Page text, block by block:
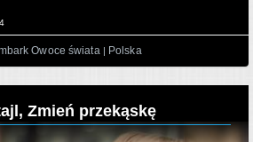
Owoce świata | Polska
Zmień przekąskę